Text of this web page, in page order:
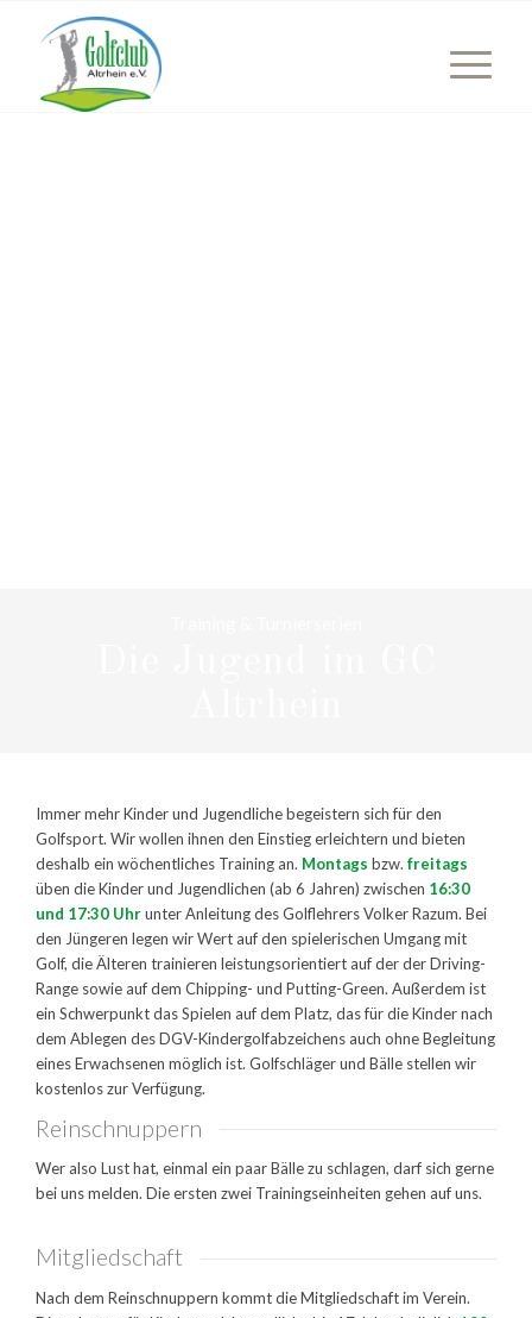
Immer mehr Kinder und Jugendliche begeistern sich für den
Golfsport. Wir wollen ihnen den Einstieg erleichtern und bieten
deshalb ein wöchentliches Training an. Montags bzw. freitags
üben die Kinder und Jugendlichen (ab 6 Jahren) zwischen 16:30
und 17:30 Uhrunter Anleitung desGolflehrers Volker Razum. Bei
den Jüngeren legen wir Wert auf den spielerischen Umgang mit
Golf, die Älteren trainieren leistungsorientiert auf der der Driving-
Range sowie auf dem Chipping- und Putting-Green. Außerdem ist
ein Schwerpunkt das Spielen auf dem Platz, das für die Kinder nach
dem Ablegen des DGV-Kindergolfabzeichens auch ohne Begleitung
eines Erwachsenen möglich ist. Golfschläger und Bälle stellen wir
kostenlos zur Verfügung.
Reinschnuppern
Wer also Lust hat, einmal ein paar Bälle zu schlagen, darf sich gerne
bei uns melden. Die ersten zwei Trainingseinheiten gehen auf uns.
Mitgliedschaft
Nach dem Reinschnuppern kommt die Mitgliedschaft im Verein.